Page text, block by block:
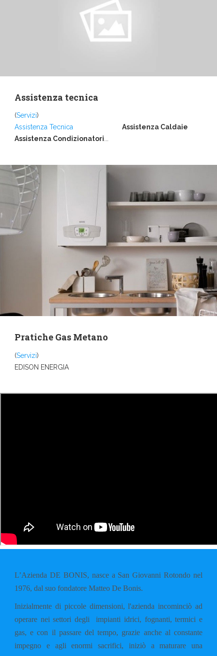
Assistenza tecnica
(Servizi)
Assistenza Tecnica
Assistenza Caldaie
Assistenza Condizionatori
Pratiche Gas Metano
(Servizi)
EDISON ENERGIA
L’Azienda DE BONIS, nasce a San Giovanni Rotondo nel
1976, dal suo fondatore Matteo De Bonis.
Inizialmente di piccole dimensioni, l'azienda incominciò ad
operare nei settori degli impianti idrici, fognanti, termici e
gas, e con il passare del tempo, grazie anche al constante
impegno e agli enormi sacrifici, iniziò a maturare una